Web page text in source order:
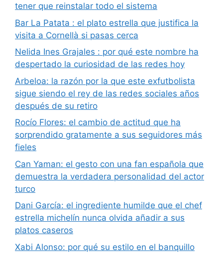
tener que reinstalar todo el sistema
Bar La Patata : el plato estrella que justifica la
visita a Cornellà si pasas cerca
Nelida Ines Grajales : por qué este nombre ha
despertado la curiosidad de las redes hoy
Arbeloa: la razón por la que este exfutbolista
sigue siendo el rey de las redes sociales años
después de su retiro
Rocío Flores: el cambio de actitud que ha
sorprendido gratamente a sus seguidores más
fieles
Can Yaman: el gesto con una fan española que
demuestra la verdadera personalidad del actor
turco
Dani García: el ingrediente humilde que el chef
estrella michelín nunca olvida añadir a sus
platos caseros
Xabi Alonso: por qué su estilo en el banquillo